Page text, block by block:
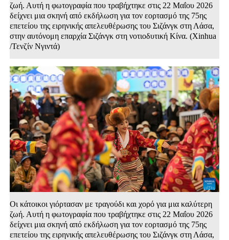
ζωή. Αυτή η φωτογραφία που τραβήχτηκε στις 22 Μαΐου 2026
δείχνει μια σκηνή από εκδήλωση για τον εορτασμό της 75ης
επετείου της ειρηνικής απελευθέρωσης του Σιζάνγκ στη Λάσα,
στην αυτόνομη επαρχία Σιζάνγκ στη νοτιοδυτική Κίνα. (Xinhua
/Τενζίν Νγιντά)
Οι κάτοικοι γιόρτασαν με τραγούδι και χορό για μια καλύτερη
ζωή. Αυτή η φωτογραφία που τραβήχτηκε στις 22 Μαΐου 2026
δείχνει μια σκηνή από εκδήλωση για τον εορτασμό της 75ης
επετείου της ειρηνικής απελευθέρωσης του Σιζάνγκ στη Λάσα,